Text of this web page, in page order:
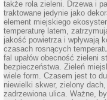
także rola zieleni. Drzewa i
traktowane jedynie jako
element miejskiego
temperaturę latem,
jakość powietrza i wpływają
czasach rosnących
fal upałów obecność zieleni
bezpieczeństwa. Zieleń
wiele form. Czasem jest to
niewielki skwer, zielony
zadrzewiona ulica. Ważne,